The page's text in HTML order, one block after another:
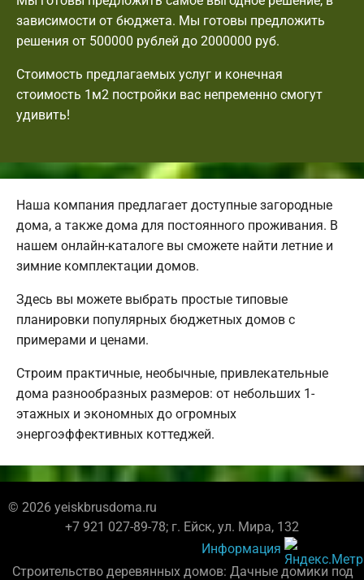
зависимости от бюджета. Мы готовы предложить
решения от 500000 рублей до 2000000 руб.
Стоимость предлагаемых услуг и конечная
стоимость 1м2 постройки вас непременно смогут
удивить!
Наша компания предлагает доступные загородные
дома, а также дома для постоянного проживания. В
нашем онлайн-каталоге вы сможете найти летние и
зимние комплектации домов.
Здесь вы можете выбрать простые типовые
планировки популярных бюджетных домов с
примерами и ценами.
Строим практичные, необычные, привлекательные
дома разнообразных размеров: от небольших 1-
этажных и экономных до огромных
энергоэффективных коттеджей.
© 2026 yeiskbrusdoma.ru
+7 921 027-89-78; г. Ейск, ул. Мира, 132
Информация
Строительство деревянных домов: Дачные домики под